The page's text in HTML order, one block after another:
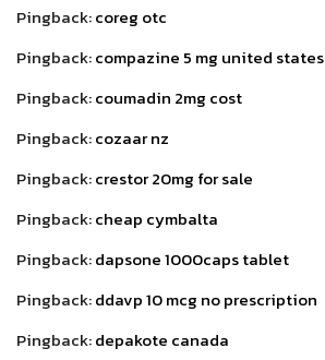
Pingback:coreg otc
Pingback:compazine 5 mg united states
Pingback:coumadin 2mg cost
Pingback:cozaar nz
Pingback:crestor 20mg for sale
Pingback:cheap cymbalta
Pingback:dapsone 1000caps tablet
Pingback:ddavp 10 mcg no prescription
Pingback:depakote canada